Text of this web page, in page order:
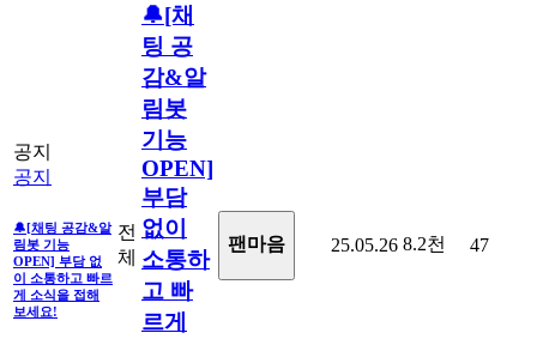
공지
공지
🔔[채팅 공감&알
림봇 기능
OPEN] 부담 없
이 소통하고 빠르
게 소식을 접해
보세요!
전
체
🔔[채
팅 공
감&알
림봇
기능
OPEN]
부담
없이
소통하
고 빠
르게
팬마음 25.05.26 8.2천 47